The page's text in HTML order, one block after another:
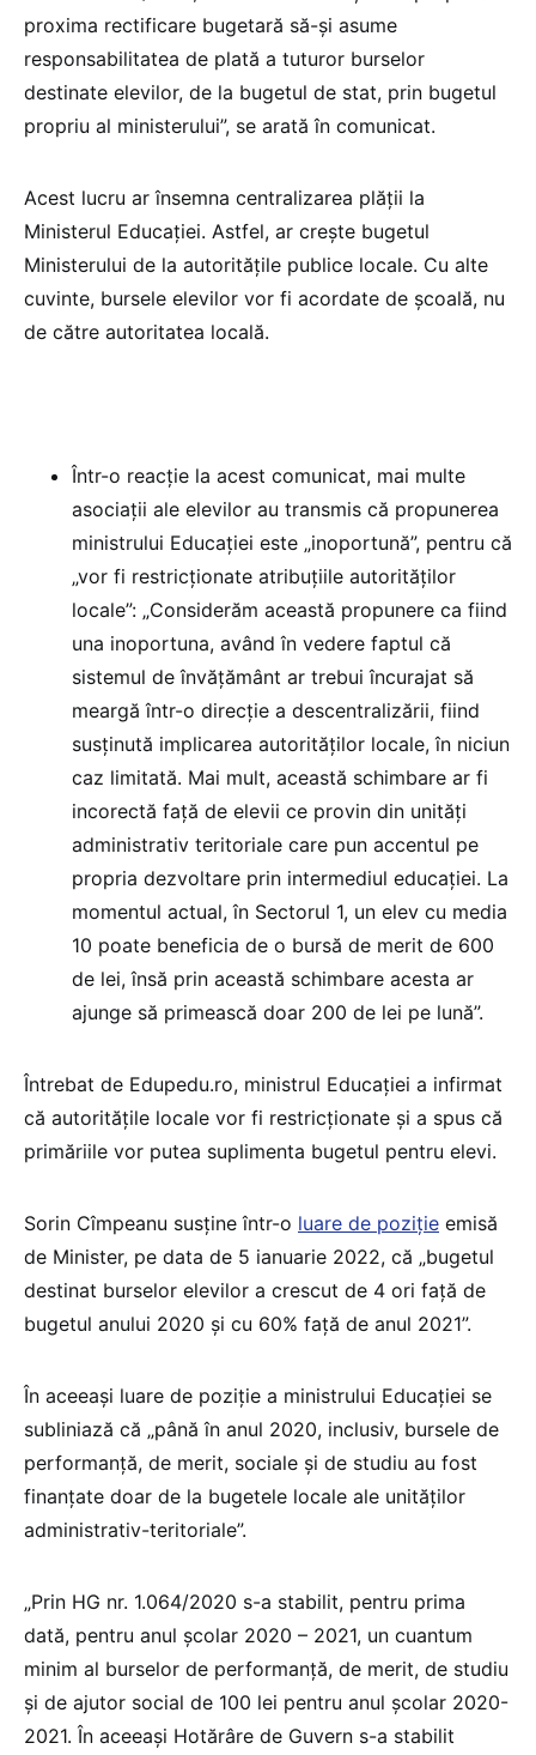
proxima rectificare bugetară să-și asume
responsabilitatea de plată a tuturor burselor
destinate elevilor, de la bugetul de stat, prin bugetul
propriu al ministerului”, se arată în comunicat.
Acest lucru ar însemna centralizarea plății la
Ministerul Educației. Astfel, ar crește bugetul
Ministerului de la autoritățile publice locale. Cu alte
cuvinte, bursele elevilor vor fi acordate de școală, nu
de către autoritatea locală.
Într-o reacție la acest comunicat, mai multe
asociații ale elevilor au transmis că propunerea
ministrului Educației este „inoportună”, pentru că
„vor fi restricţionate atribuţiile autorităţilor
locale”: „Considerăm această propunere ca fiind
una inoportuna, având în vedere faptul că
sistemul de învăţământ ar trebui încurajat să
meargă într-o direcţie a descentralizării, fiind
susţinută implicarea autorităţilor locale, în niciun
caz limitată. Mai mult, această schimbare ar fi
incorectă faţă de elevii ce provin din unităţi
administrativ teritoriale care pun accentul pe
propria dezvoltare prin intermediul educaţiei. La
momentul actual, în Sectorul 1, un elev cu media
10 poate beneficia de o bursă de merit de 600
de lei, însă prin această schimbare acesta ar
ajunge să primească doar 200 de lei pe lună”.
Întrebat de Edupedu.ro, ministrul Educației a infirmat
că autoritățile locale vor fi restricționate și a spus că
primăriile vor putea suplimenta bugetul pentru elevi.
Sorin Cîmpeanu susține într-o luare de poziție emisă
de Minister, pe data de 5 ianuarie 2022, că „bugetul
destinat burselor elevilor a crescut de 4 ori față de
bugetul anului 2020 și cu 60% față de anul 2021”.
În aceeași luare de poziție a ministrului Educației se
subliniază că „până în anul 2020, inclusiv, bursele de
performanță, de merit, sociale și de studiu au fost
finanțate doar de la bugetele locale ale unităților
administrativ-teritoriale”.
„Prin HG nr. 1.064/2020 s-a stabilit, pentru prima
dată, pentru anul şcolar 2020 – 2021, un cuantum
minim al burselor de performanţă, de merit, de studiu
şi de ajutor social de 100 lei pentru anul școlar 2020-
2021. În aceeași Hotărâre de Guvern s-a stabilit